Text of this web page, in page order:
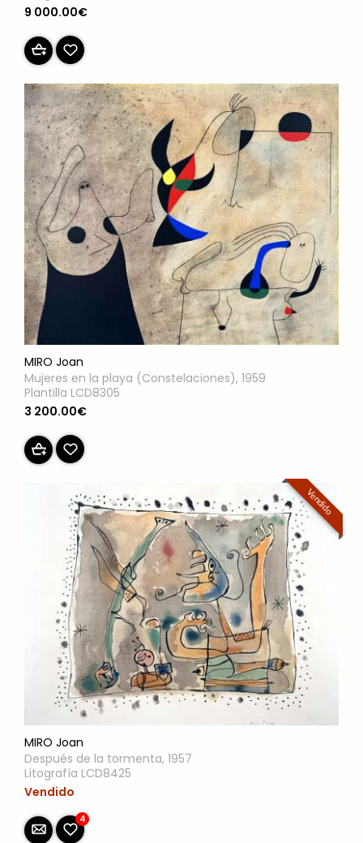
9 000.00€
MIRO Joan
Mujeres en la playa (Constelaciones), 1959
Plantilla LCD8305
3 200.00€
Vendido
MIRO Joan
Después de la tormenta, 1957
Litografía LCD8425
Vendido
4